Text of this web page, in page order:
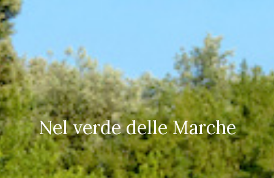
Nel verde delle Marche